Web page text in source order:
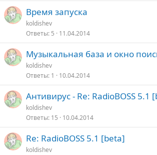
Время запуска
koldishev
Ответы 5 11.04.2014
Музыкальная база и окно
koldishev
Ответы 1 10.04.2014
Антивирус - Re: RadioBOSS 5.1
koldishev
Ответы 15 10.04.2014
Re: RadioBOSS 5.1 [beta]
koldishev